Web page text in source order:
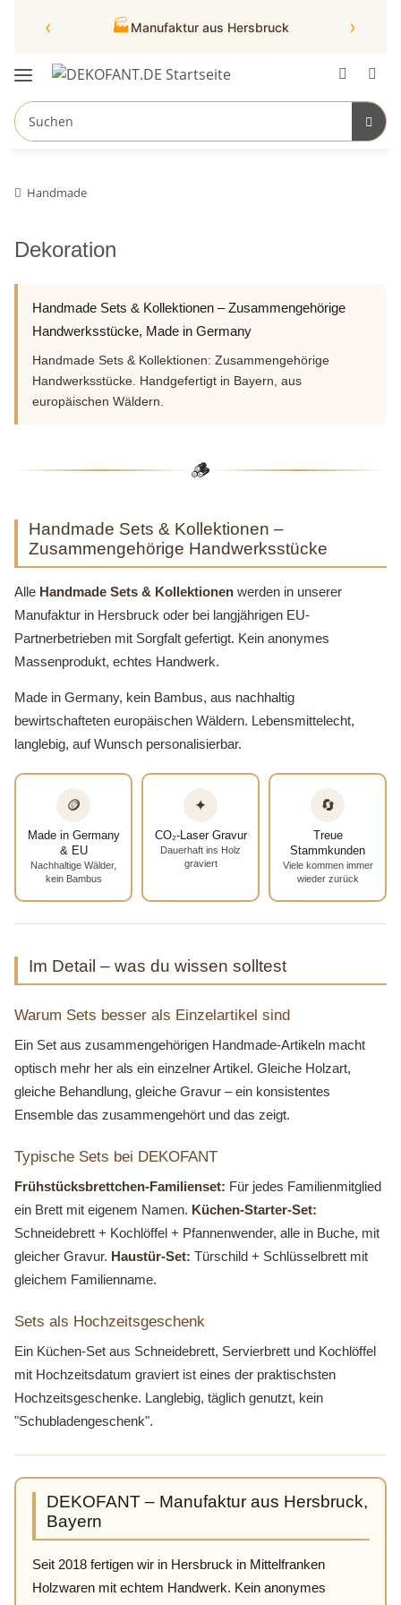
‹ 🏭 Manufaktur aus Hersbruck ›
Handmade
Dekoration
Handmade Sets & Kollektionen – Zusammengehörige
Handwerksstücke, Made in Germany
Handmade Sets & Kollektionen: Zusammengehörige
Handwerksstücke. Handgefertigt in Bayern, aus
europäischen Wäldern.
🪵
Handmade Sets & Kollektionen –
Zusammengehörige Handwerksstücke
Alle Handmade Sets & Kollektionen werden in unserer
Manufaktur in Hersbruck oder bei langjährigen EU-
Partnerbetrieben mit Sorgfalt gefertigt. Kein anonymes
Massenprodukt, echtes Handwerk.
Made in Germany, kein Bambus, aus nachhaltig
bewirtschafteten europäischen Wäldern. Lebensmittelecht,
langlebig, auf Wunsch personalisierbar.
🪙
Made in Germany
& EU
Nachhaltige Wälder,
kein Bambus
✦
CO₂-Laser Gravur
Dauerhaft ins Holz
graviert
🔄
Treue
Stammkunden
Viele kommen immer
wieder zurück
Im Detail – was du wissen solltest
Warum Sets besser als Einzelartikel sind
Ein Set aus zusammengehörigen Handmade-Artikeln macht
optisch mehr her als ein einzelner Artikel. Gleiche Holzart,
gleiche Behandlung, gleiche Gravur – ein konsistentes
Ensemble das zusammengehört und das zeigt.
Typische Sets bei DEKOFANT
Frühstücksbrettchen-Familienset: Für jedes Familienmitglied
ein Brett mit eigenem Namen. Küchen-Starter-Set:
Schneidebrett + Kochlöffel + Pfannenwender, alle in Buche, mit
gleicher Gravur. Haustür-Set: Türschild + Schlüsselbrett mit
gleichem Familienname.
Sets als Hochzeitsgeschenk
Ein Küchen-Set aus Schneidebrett, Servierbrett und Kochlöffel
mit Hochzeitsdatum graviert ist eines der praktischsten
Hochzeitsgeschenke. Langlebig, täglich genutzt, kein
"Schubladengeschenk".
DEKOFANT – Manufaktur aus Hersbruck,
Bayern
Seit 2018 fertigen wir in Hersbruck in Mittelfranken
Holzwaren mit echtem Handwerk. Kein anonymes